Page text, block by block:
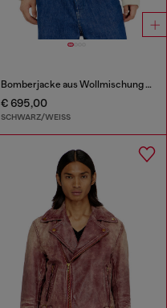
Bomberjacke aus Wollmischung und Leder
€ 695,00
SCHWARZ/WEISS